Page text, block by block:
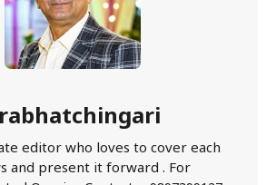
editor who loves to cover each
and present it forward . For